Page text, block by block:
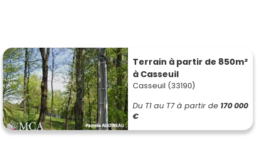
Terrain à partir de 850m²
à Casseuil
Casseuil (33190)
Du T1 au T7 à partir de 170 000
€